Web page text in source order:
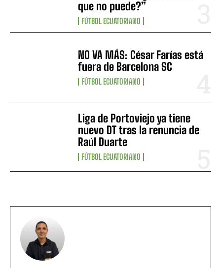
que no puede?”
FÚTBOL ECUATORIANO
NO VA MÁS: César Farías está
fuera de Barcelona SC
FÚTBOL ECUATORIANO
Liga de Portoviejo ya tiene
nuevo DT tras la renuncia de
Raúl Duarte
FÚTBOL ECUATORIANO